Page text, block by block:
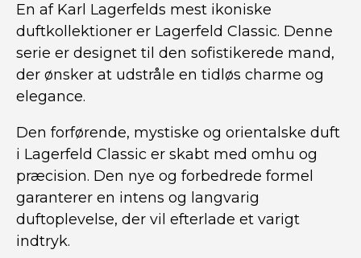
En af Karl Lagerfelds mest ikoniske
duftkollektioner er Lagerfeld Classic. Denne
serie er designet til den sofistikerede mand,
der ønsker at udstråle en tidløs charme og
elegance.
Den forførende, mystiske og orientalske duft
i Lagerfeld Classic er skabt med omhu og
præcision. Den nye og forbedrede formel
garanterer en intens og langvarig
duftoplevelse, der vil efterlade et varigt
indtryk.